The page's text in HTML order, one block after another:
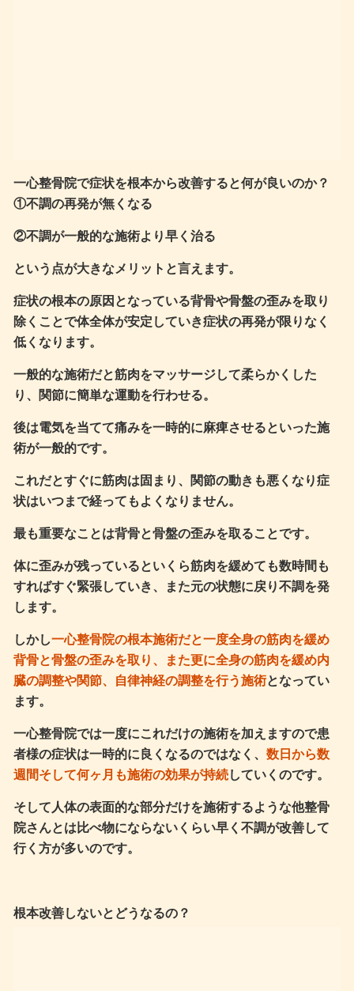
一心整骨院で症状を根本から改善すると何が良いのか？
①不調の再発が無くなる
②不調が一般的な施術より早く治る
という点が大きなメリットと言えます。
症状の根本の原因となっている背骨や骨盤の歪みを取り
除くことで体全体が安定していき症状の再発が限りなく
低くなります。
一般的な施術だと筋肉をマッサージして柔らかくした
り、関節に簡単な運動を行わせる。
後は電気を当てて痛みを一時的に麻痺させるといった施
術が一般的です。
これだとすぐに筋肉は固まり、関節の動きも悪くなり症
状はいつまで経ってもよくなりません。
最も重要なことは背骨と骨盤の歪みを取ることです。
体に歪みが残っているといくら筋肉を緩めても数時間も
すればすぐ緊張していき、また元の状態に戻り不調を発
します。
しかし一心整骨院の根本施術だと一度全身の筋肉を緩め
背骨と骨盤の歪みを取り、また更に全身の筋肉を緩め内
臓の調整や関節、自律神経の調整を行う施術となってい
ます。
一心整骨院では一度にこれだけの施術を加えますので患
者様の症状は一時的に良くなるのではなく、 数日から数
週間そして何ヶ月も施術の効果が持続していくのです。
そして人体の表面的な部分だけを施術するような他整骨
院さんとは比べ物にならないくらい早く不調が改善して
行く方が多いのです。
根本改善しないとどうなるの？